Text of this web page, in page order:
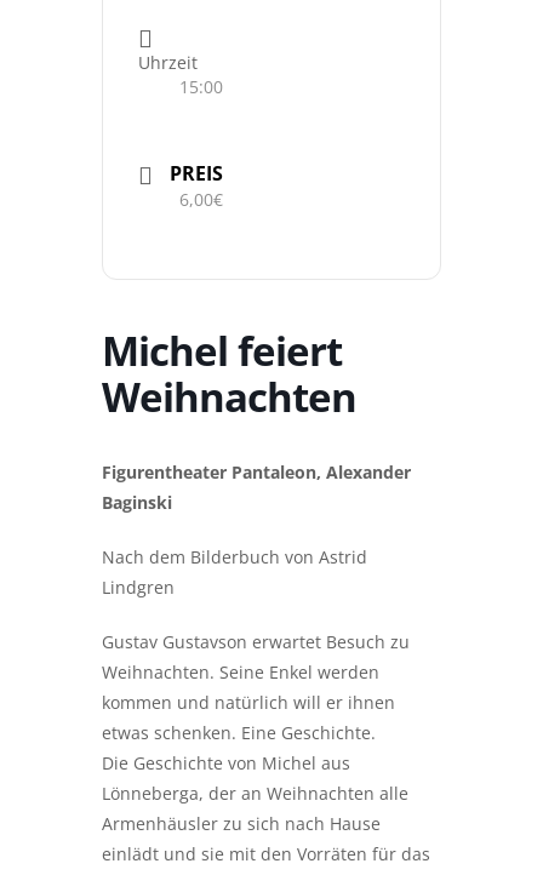
Uhrzeit
15:00
PREIS
6,00€
Michel feiert
Weihnachten
Figurentheater Pantaleon, Alexander
Baginski
Nach dem Bilderbuch von Astrid
Lindgren
Gustav Gustavson erwartet Besuch zu
Weihnachten. Seine Enkel werden
kommen und natürlich will er ihnen
etwas schenken. Eine Geschichte.
Die Geschichte von Michel aus
Lönneberga, der an Weihnachten alle
Armenhäusler zu sich nach Hause
einlädt und sie mit den Vorräten für das